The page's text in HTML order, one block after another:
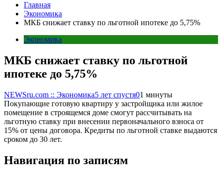
Главная
Экономика
МКБ снижает ставку по льготной ипотеке до 5,75%
Экономика
МКБ снижает ставку по льготной
ипотеке до 5,75%
NEWSru.com :: Экономика5 лет спустя01 минуты
Покупающие готовую квартиру у застройщика или жилое
помещение в строящемся доме смогут рассчитывать на
льготную ставку при внесении первоначального взноса от
15% от цены договора. Кредиты по льготной ставке выдаются
сроком до 30 лет.
Навигация по записям